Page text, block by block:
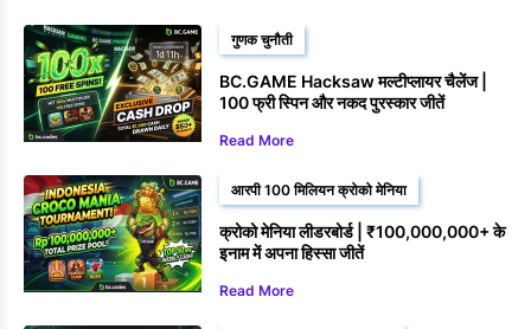
गुणक चुनौती
BC.GAME Hacksaw मल्टीप्लायर चैलेंज |
100 फ्री स्पिन और नकद पुरस्कार जीतें
Read More
आरपी 100 मिलियन क्रोको मेनिया
क्रोको मेनिया लीडरबोर्ड | ₹100,000,000+ के
इनाम में अपना हिस्सा जीतें
Read More